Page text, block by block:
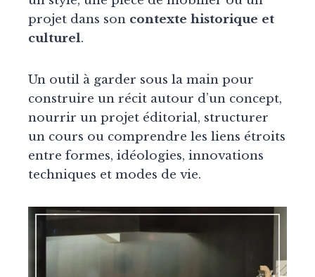
projet dans son contexte historique et
culturel.
Un outil à garder sous la main pour
construire un récit autour d’un concept,
nourrir un projet éditorial, structurer
un cours ou comprendre les liens étroits
entre formes, idéologies, innovations
techniques et modes de vie.